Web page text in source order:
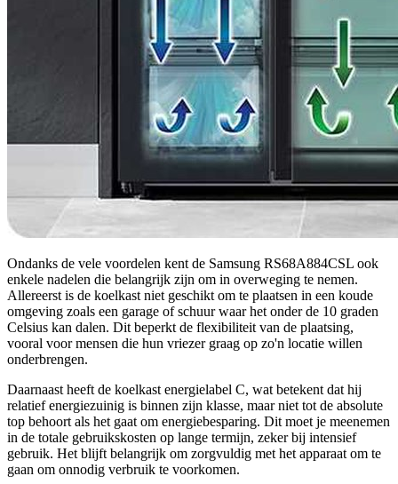
Ondanks de vele voordelen kent de Samsung RS68A884CSL ook
enkele nadelen die belangrijk zijn om in overweging te nemen.
Allereerst is de koelkast niet geschikt om te plaatsen in een koude
omgeving zoals een garage of schuur waar het onder de 10 graden
Celsius kan dalen. Dit beperkt de flexibiliteit van de plaatsing,
vooral voor mensen die hun vriezer graag op zo'n locatie willen
onderbrengen.
Daarnaast heeft de koelkast energielabel C, wat betekent dat hij
relatief energiezuinig is binnen zijn klasse, maar niet tot de absolute
top behoort als het gaat om energiebesparing. Dit moet je meenemen
in de totale gebruikskosten op lange termijn, zeker bij intensief
gebruik. Het blijft belangrijk om zorgvuldig met het apparaat om te
gaan om onnodig verbruik te voorkomen.